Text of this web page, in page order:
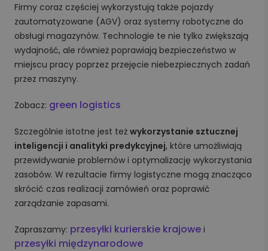
Firmy coraz częściej wykorzystują także pojazdy
zautomatyzowane (AGV) oraz systemy robotyczne do
obsługi magazynów. Technologie te nie tylko zwiększają
wydajność, ale również poprawiają bezpieczeństwo w
miejscu pracy poprzez przejęcie niebezpiecznych zadań
przez maszyny.
Zobacz: green logistics
Szczególnie istotne jest też wykorzystanie sztucznej
inteligencji i analityki predykcyjnej, które umożliwiają
przewidywanie problemów i optymalizację wykorzystania
zasobów. W rezultacie firmy logistyczne mogą znacząco
skrócić czas realizacji zamówień oraz poprawić
zarządzanie zapasami.
Zapraszamy: przesyłki kurierskie krajowe i
przesyłki międzynarodowe